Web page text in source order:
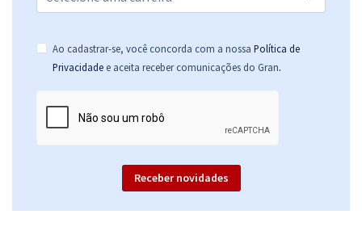
Ao cadastrar-se, você concorda com a nossa Política de
Privacidade e aceita receber comunicações do Gran.
Receber novidades